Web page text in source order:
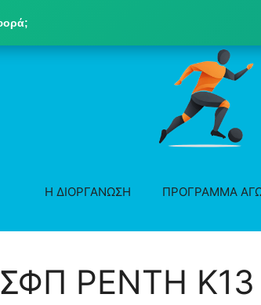
Η ΔΙΟΡΓΑΝΩΣΗ ΠΡΟΓΡΑΜΜΑ
ΡΕΝΤΗ K13